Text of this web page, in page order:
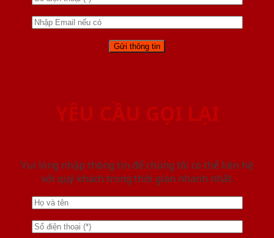
YÊU CẦU GỌI LẠI
Vui lòng nhập thông tin để chúng tôi có thể liên hệ
với quý khách trong thời gian nhanh nhất.